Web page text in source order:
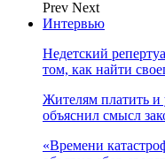
Prev Next
Интервью
Недетский
том, как найти
Жителям платить и
объяснил смысл
«Времени